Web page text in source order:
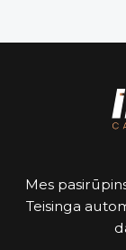
Mes
Teisinga